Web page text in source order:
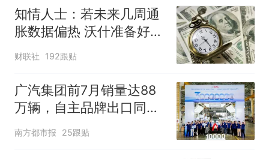
知情人士：若未来几周通
胀数据偏热 沃什准备好加
息
财联社 192跟贴
广汽集团前7月销量达88
万辆，自主品牌出口同比
增130%
南方都市报 25跟贴